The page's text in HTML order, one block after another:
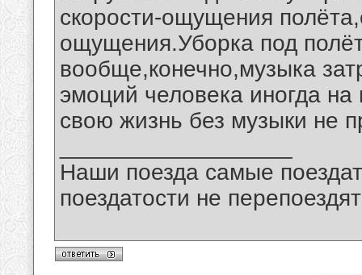
скорости-ощущения
ощущения.Уборка под
вообще,конечно,музыка
эмоций человека иногда
свою жизнь без музыки не
Наши поезда самые
поездатости не